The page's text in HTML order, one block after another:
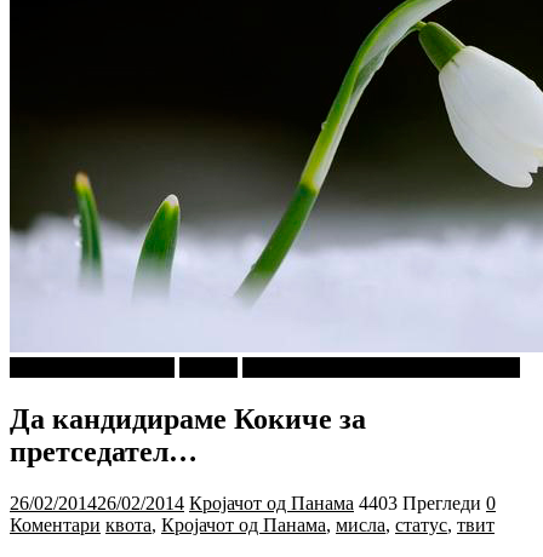
Да кандидираме Кокиче за
претседател…
26/02/201426/02/2014 Кројачот од Панама 4403 Прегледи 0
Коментари квота, Кројачот од Панама, мисла, статус, твит